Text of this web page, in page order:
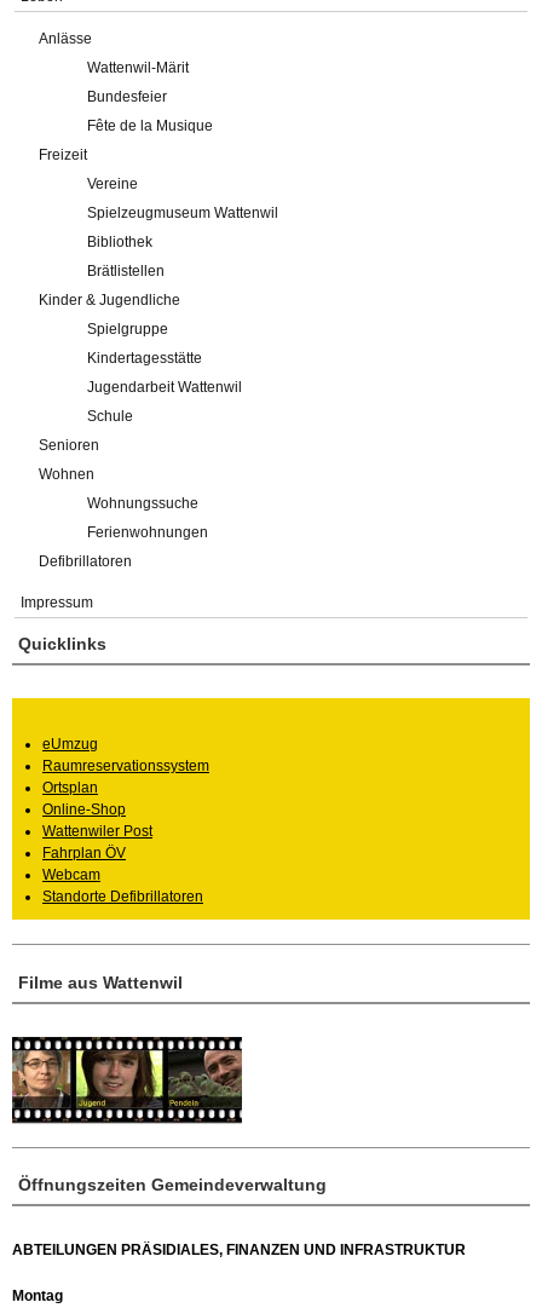
Anlässe
Wattenwil-Märit
Bundesfeier
Fête de la Musique
Freizeit
Vereine
Spielzeugmuseum Wattenwil
Bibliothek
Brätlistellen
Kinder & Jugendliche
Spielgruppe
Kindertagesstätte
Jugendarbeit Wattenwil
Schule
Senioren
Wohnen
Wohnungssuche
Ferienwohnungen
Defibrillatoren
Impressum
Öffnungszeiten Gemeindeverwaltung
ABTEILUNGEN PRÄSIDIALES, FINANZEN UND INFRASTRUKTUR
Montag
Filme aus Wattenwil
Quicklinks
eUmzug
Raumreservationssystem
Ortsplan
Online-Shop
Wattenwiler Post
Fahrplan ÖV
Webcam
Standorte Defibrillatoren